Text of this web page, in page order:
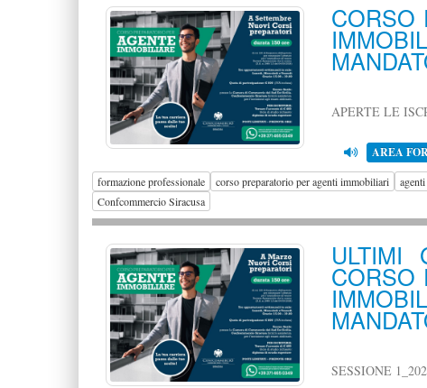
CORSO
APERTE LE
AREA
formazione professionale corso preparatorio per agenti immobiliari
Confcommercio Siracusa
ULTIMI
CORSO
SESSIONE